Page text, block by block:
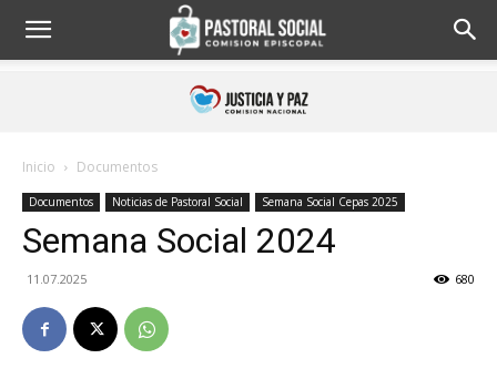
Inicio Documentos
Documentos Noticias de Pastoral Social Semana Social Cepas 2025
Semana Social 2024
11.07.2025 680